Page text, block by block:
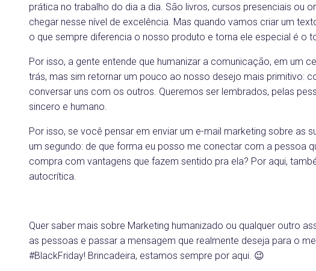
prática no trabalho do dia a dia. São livros, cursos presenciais ou
chegar nesse nível de excelência. Mas quando vamos criar um
o que sempre diferencia o nosso produto e torna ele especial é o
Por isso, a gente entende que humanizar a comunicação, em um
trás, mas sim retornar um pouco ao nosso desejo mais primitivo:
conversar uns com os outros. Queremos ser lembrados, pelas
sincero e humano.
Por isso, se você pensar em enviar um e-mail marketing sobre as
um segundo: de que forma eu posso me conectar com a pessoa
compra com vantagens que fazem sentido pra ela? Por aqui,
autocrítica.
Quer saber mais sobre Marketing humanizado ou qualquer outro
as pessoas e passar a mensagem que realmente deseja para o
#BlackFriday! Brincadeira, estamos sempre por aqui. 😉